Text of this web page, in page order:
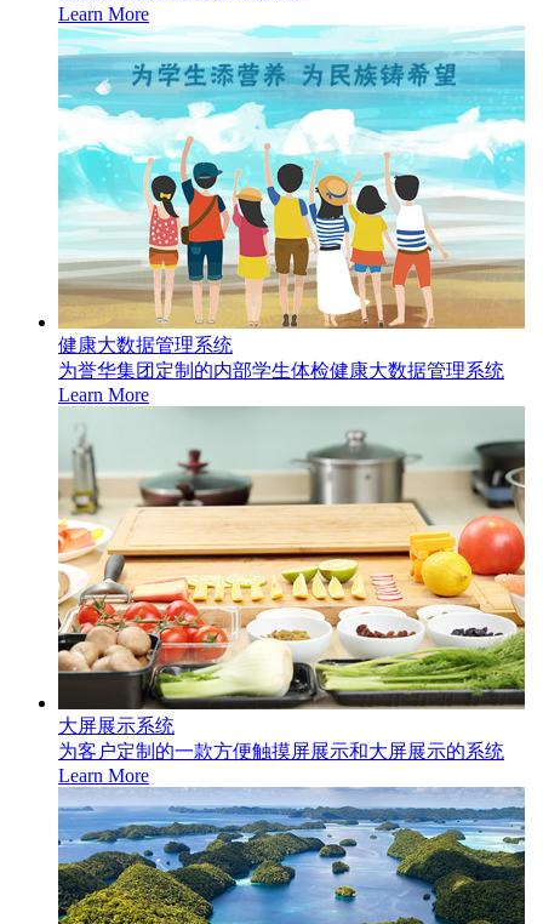
Learn More
健康大数据管理系统
为誉华集团定制的内部学生体检健康大数据管理系统
Learn More
大屏展示系统
为客户定制的一款方便触摸屏展示和大屏展示的系统
Learn More